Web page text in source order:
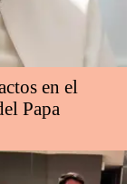
en el
Papa